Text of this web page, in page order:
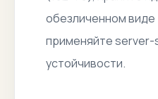
обезличенном
применяйте server-
устойчивости.